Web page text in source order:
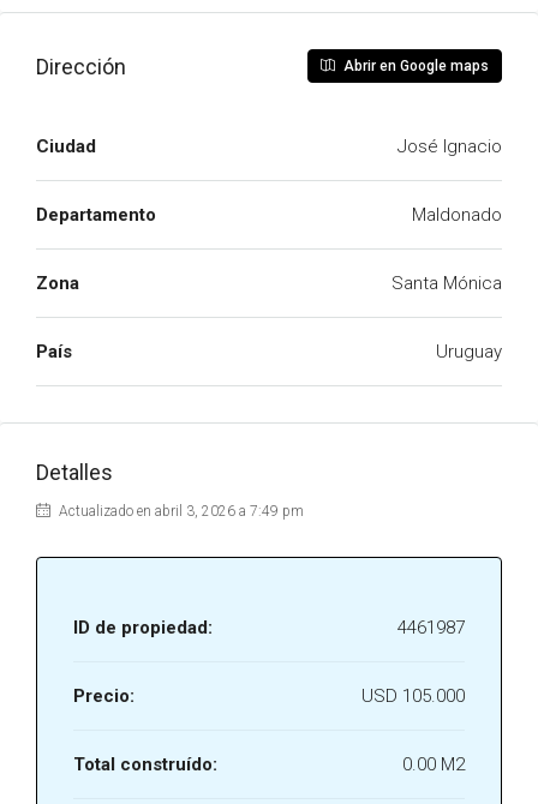
Dirección Abrir en Google maps
Ciudad José Ignacio
Departamento Maldonado
Zona Santa Mónica
País Uruguay
Detalles
Actualizado en abril 3, 2026 a 7:49 pm
ID de propiedad: 4461987
Precio: USD 105.000
Total construído: 0.00 M2